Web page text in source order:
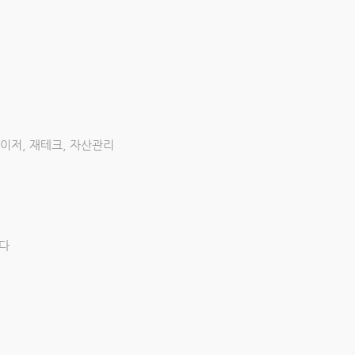
저, 재테크, 자산관리